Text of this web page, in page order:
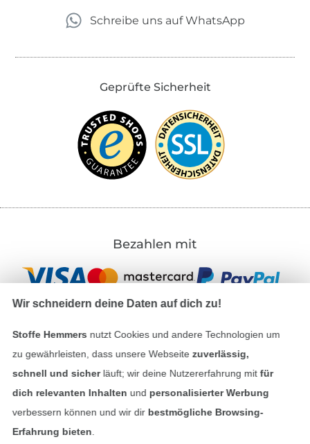
Schreibe uns auf WhatsApp
Geprüfte Sicherheit
Bezahlen mit
Wir schneidern deine Daten auf dich zu!
Stoffe Hemmers nutzt Cookies und andere Technologien um
zu gewährleisten, dass unsere Webseite zuverlässig,
schnell und sicherläuft; wir deine Nutzererfahrung mitfür
dich relevanten Inhalten und personalisierter Werbung
verbessern können und wir dir bestmögliche Browsing-
Erfahrung bieten